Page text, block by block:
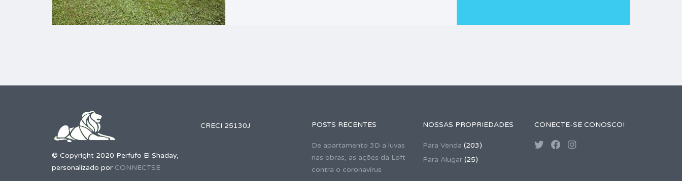
© Copyright 2020 Perfufo El Shaday,
personalizado por CONNECTSE
CRECI 25130J POSTS RECENTES
De apartamento 3D a luvas
nas obras, as ações da Loft
contra o coronavírus
NOSSAS PROPRIEDADES
Para Venda (203)
Para Alugar (25)
CONECTE-SE CONOSCO!